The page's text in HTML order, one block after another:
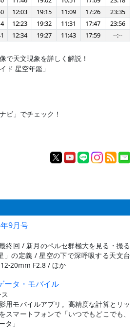
12:03 19:15 11:09 17:26
23:35
12:23 19:32 11:31 17:47
23:56
12:34 19:27 11:43 17:59 --:--
で天文現象を詳しく解説！
ド 星空年鑑」
ビ」でチェック！
9月号
終回 / 新月のペルセ群極大を見る・撮る
」の定義 / 星空の下で深呼吸する天文台
20mm F2.8 / ほか
ータ・モバイル
用モバイルアプリ。高精度な計算とリッ
スマートフォンで「いつでもどこでも、
タ」